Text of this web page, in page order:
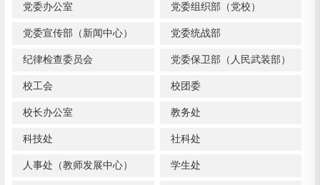
党委办公室 党委组织部（党校）
党委宣传部（新闻中心） 党委统战部
纪律检查委员会 党委保卫部（人民武装部）
校工会 校团委
校长办公室 教务处
科技处 社科处
人事处（教师发展中心） 学生处